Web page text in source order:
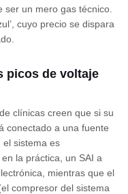
ser un mero gas técnico.
cuyo precio se dispara
picos de voltaje
clínicas creen que si su
conectado a una fuente
el sistema es
la práctica, un SAI a
mientras que el
compresor del sistema